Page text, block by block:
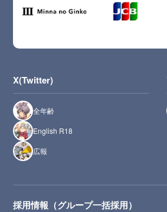
X(Twitter)
全年齢
English R18
広報
採用情報（グループ一括採用）